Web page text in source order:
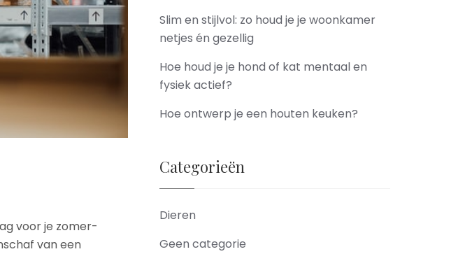
voor je zomer-
van een
Slim en stijlvol: zo houd je je woonkamer
netjes én gezellig
Hoe houd je je hond of kat mentaal en
fysiek actief?
Hoe ontwerp je een houten keuken?
Categorieën
Dieren
Geen categorie